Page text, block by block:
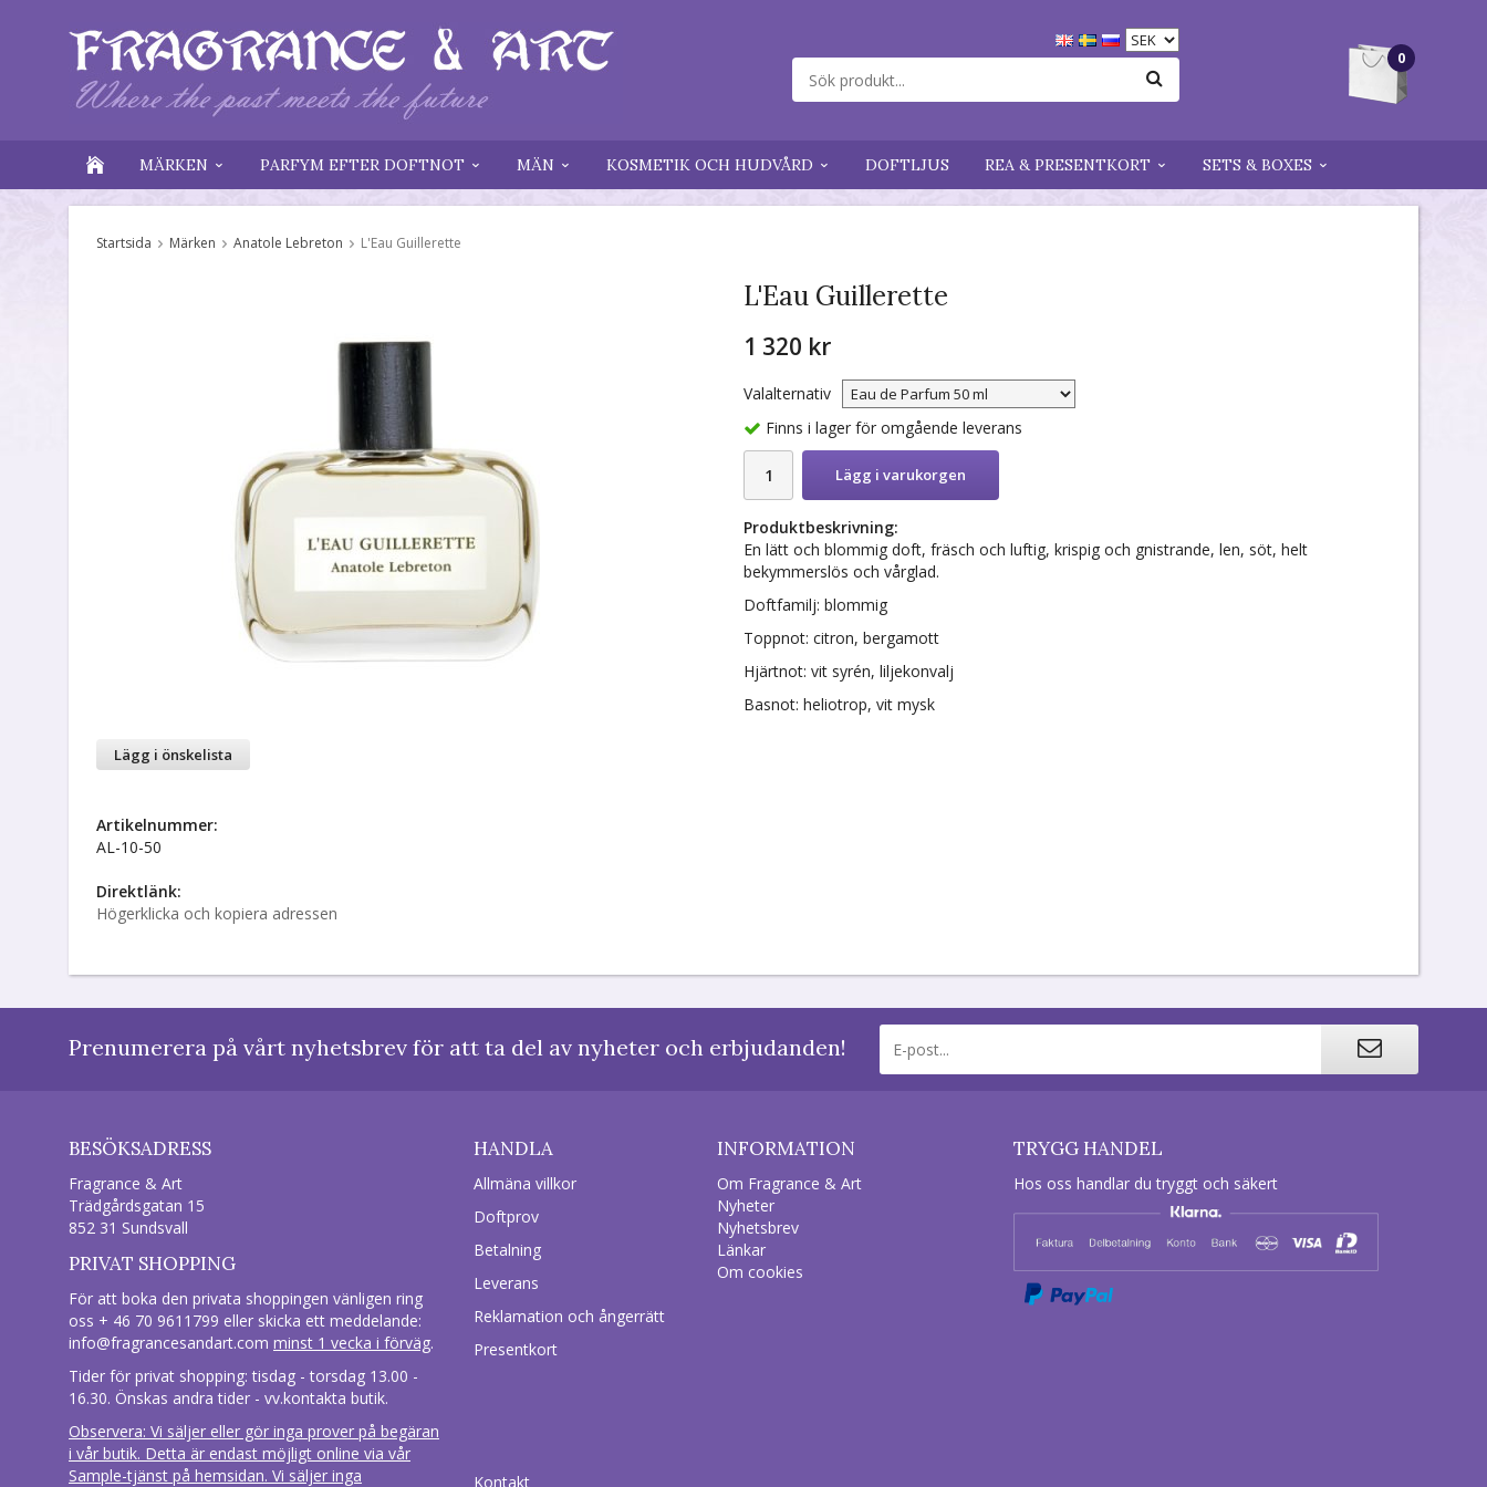
0
MÄRKEN PARFYM EFTER DOFTNOT MÄN KOSMETIK OCH HUDVÅRD DOFTLJUS REA & PRESENTKORT SETS & BOXES
Startsida Märken Anatole Lebreton L'Eau Guillerette
L'Eau Guillerette
1 320 kr
Valalternativ
Finns i lager för omgående leverans
Lägg i varukorgen
Produktbeskrivning:
En lätt och blommig doft, fräsch och luftig, krispig och gnistrande, len, söt, helt
bekymmerslös och vårglad.
Doftfamilj: blommig
Toppnot: citron, bergamott
Hjärtnot: vit syrén, liljekonvalj
Basnot: heliotrop, vit mysk
Lägg i önskelista
Artikelnummer:
AL-10-50
Direktlänk:
Högerklicka och kopiera adressen
Prenumerera på vårt nyhetsbrev för att ta del av nyheter och erbjudanden!
BESÖKSADRESS
Fragrance & Art
Trädgårdsgatan 15
852 31 Sundsvall
PRIVAT SHOPPING
För att boka den privata shoppingen vänligen ring
oss + 46 70 9611799 eller skicka ett meddelande:
info@fragrancesandart.com minst 1 vecka i förväg.
Tider för privat shopping: tisdag - torsdag 13.00 -
16.30. Önskas andra tider - vv.kontakta butik.
Observera: Vi säljer eller gör inga prover på begäran
i vår butik. Detta är endast möjligt online via vår
Sample-tjänst på hemsidan. Vi säljer inga
HANDLA
Allmäna villkor
Doftprov
Betalning
Leverans
Reklamation och ångerrätt
Presentkort
Kontakt
INFORMATION
Om Fragrance & Art
Nyheter
Nyhetsbrev
Länkar
Om cookies
TRYGG HANDEL
Hos oss handlar du tryggt och säkert